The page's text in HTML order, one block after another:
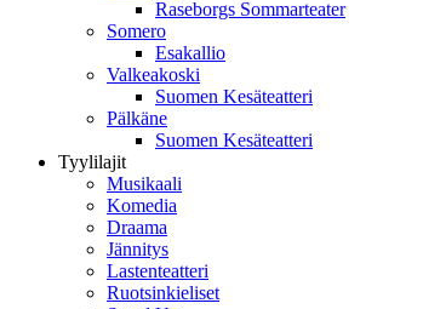
Raseborgs Sommarteater
Somero
Esakallio
Valkeakoski
Suomen Kesäteatteri
Pälkäne
Suomen Kesäteatteri
Tyylilajit
Musikaali
Komedia
Draama
Jännitys
Lastenteatteri
Ruotsinkieliset